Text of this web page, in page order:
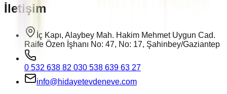
İletişim
İç Kapı, Alaybey Mah. Hakim Mehmet Uygun Cad.
Raife Özen İşhanı No: 47, No: 17, Şahinbey/Gaziantep
0 532 638 82 030 538 639 63 27
info@hidayetevdeneve.com